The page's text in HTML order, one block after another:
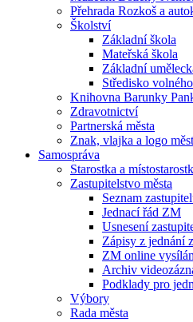
Přehrada Rozkoš a
Školství
Základní škola
Mateřská škola
Základní
Středisko
Knihovna Barunky
Zdravotnictví
Partnerská města
Znak, vlajka a logo
Samospráva
Starostka a
Zastupitelstvo města
Seznam
Jednací řád ZM
Usnesení
Zápisy z jednání
ZM online
Archiv
Podklady pro
Výbory
Rada města